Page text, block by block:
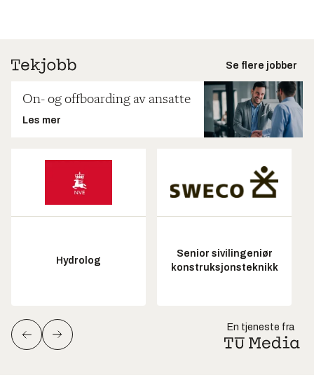
Se flere jobber
On- og offboarding av ansatte
Les mer
Hydrolog
Senior sivilingeniør
konstruksjonsteknikk
En tjeneste fra